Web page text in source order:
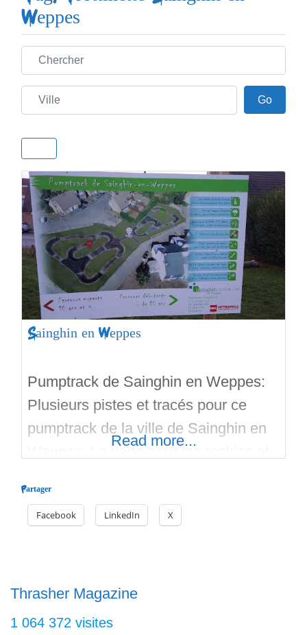
Weppes
Chercher
Ville GoGo
Sainghin en Weppes
Pumptrack de Sainghin en Weppes:
Plusieurs pistes et tracés pour ce
pumptrack de la ville de Sainghin en
Weppes. La verte pour les rookies et
propose un tracé court et un tracé
long. Une réalisation ProTracks en
plaisir extrême pour
Read more...
Partager
Facebook LinkedIn X
Thrasher Magazine
1 064 372 visites